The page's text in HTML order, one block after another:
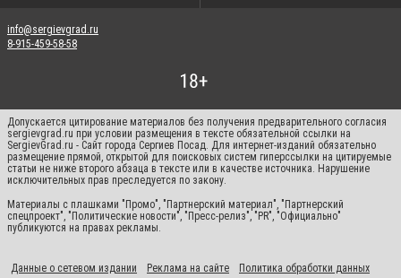
info@sergievgrad.ru
8-915-459-58-58
Допускается цитирование материалов без получения предварительного согласия
sergievgrad.ru при условии размещения в тексте обязательной ссылки на
SergievGrad.ru - Сайт города Сергиев Посад. Для интернет-изданий обязательно
размещение прямой, открытой для поисковых систем гиперссылки на цитируемые
статьи не ниже второго абзаца в тексте или в качестве источника. Нарушение
исключительных прав преследуется по закону.
Материалы с плашками "Промо", "Партнерский материал", "Партнерский
спецпроект", "Политические новости", "Пресс-релиз", "PR", "Официально"
публикуются на правах рекламы.
Данные о сетевом издании Реклама на сайте
Политика обработки данных